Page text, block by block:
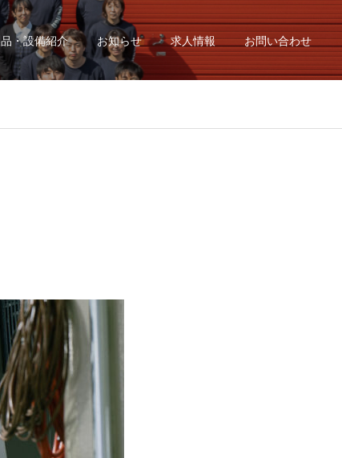
・設備紹介 お知らせ 求人情報 お問い合わせ